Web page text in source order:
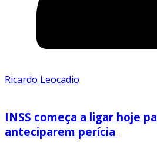
Ricardo Leocadio
INSS começa a ligar hoje
anteciparem perícia